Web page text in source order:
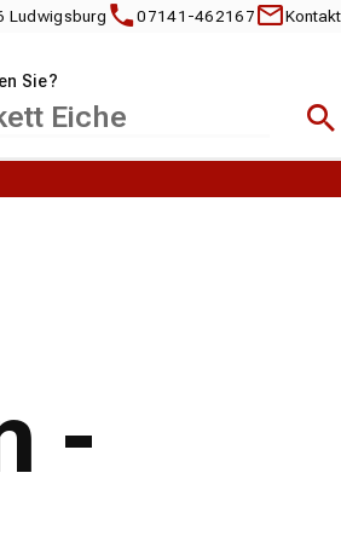
Ludwigsburg 07141-462167 Kontakt
Sie?
-